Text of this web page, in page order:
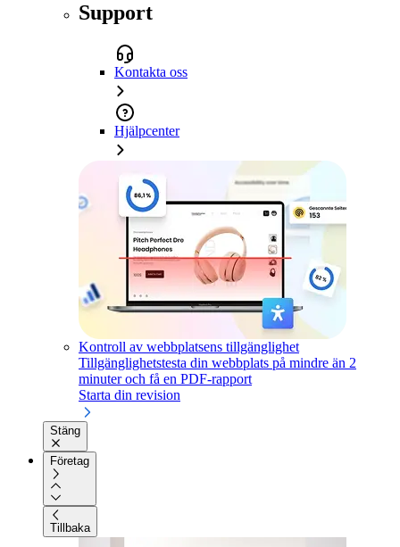
Support
Kontakta oss
Hjälpcenter
Kontroll av webbplatsens tillgänglighet
Tillgänglighetstesta din webbplats på mindre än 2
minuter och få en PDF-rapport
Starta din revision
Stäng
Företag
Tillbaka